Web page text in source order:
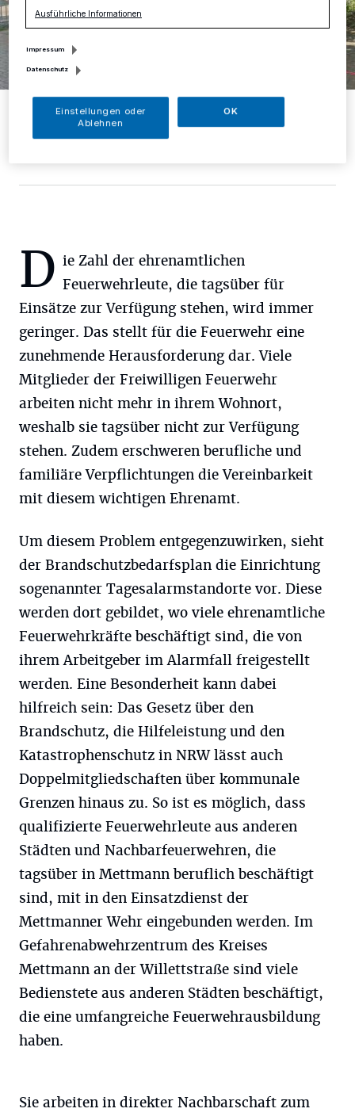
Mit dem Transporter, der an der Willettstraße stationiert ist, können
die ehrenamtlichen Feuerwehrleute, die bei der Polizei und im
Krisenzentrum des Kreises Mettmann beschäftigt sind, im
Einsatzfall zur Wache Laubacher Straße fahren.
D ie Zahl der ehrenamtlichen
Feuerwehrleute, die tagsüber für
Einsätze zur Verfügung stehen, wird immer
geringer. Das stellt für die Feuerwehr eine
zunehmende Herausforderung dar. Viele
Mitglieder der Freiwilligen Feuerwehr
arbeiten nicht mehr in ihrem Wohnort,
weshalb sie tagsüber nicht zur Verfügung
stehen. Zudem erschweren berufliche und
familiäre Verpflichtungen die Vereinbarkeit
mit diesem wichtigen Ehrenamt.
Um diesem Problem entgegenzuwirken, sieht
der Brandschutzbedarfsplan die Einrichtung
sogenannter Tagesalarmstandorte vor. Diese
werden dort gebildet, wo viele ehrenamtliche
Feuerwehrkräfte beschäftigt sind, die von
ihrem Arbeitgeber im Alarmfall freigestellt
werden. Eine Besonderheit kann dabei
hilfreich sein: Das Gesetz über den
Brandschutz, die Hilfeleistung und den
Katastrophenschutz in NRW lässt auch
Doppelmitgliedschaften über kommunale
Grenzen hinaus zu. So ist es möglich, dass
qualifizierte Feuerwehrleute aus anderen
Städten und Nachbarfeuerwehren, die
tagsüber in Mettmann beruflich beschäftigt
sind, mit in den Einsatzdienst der
Mettmanner Wehr eingebunden werden. Im
Gefahrenabwehrzentrum des Kreises
Mettmann an der Willettstraße sind viele
Bedienstete aus anderen Städten beschäftigt,
die eine umfangreiche Feuerwehrausbildung
haben.
Sie arbeiten in direkter Nachbarschaft zum
Ausführliche Informationen
Impressum
Datenschutz
Einstellungen oder
Ablehnen
OK